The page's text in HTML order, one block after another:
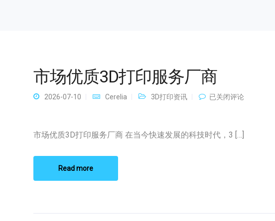
市场优质3D打印服务厂商
2026-07-10 Cerelia 3D打印资讯
市
3D
打
已关闭评论
市场优质3D打印服务厂商 在当今快速发展的科技时代，3 […]
Read more